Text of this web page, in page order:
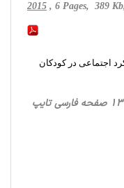
2015 , 6 Pages, 389
اجتماعی در کودکان
، روانشناسی‌ و آموزش‌ کودکان ‌استثنایی، 13 صفحه فارسی تایپ